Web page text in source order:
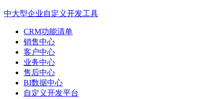
中大型企业自定义开发工具
CRM功能清单
销售中心
客户中心
业务中心
售后中心
BI数据中心
自定义开发平台